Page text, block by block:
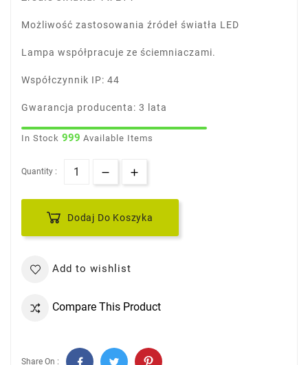
Możliwość zastosowania źródeł światła LED
Lampa współpracuje ze ściemniaczami.
Współczynnik IP: 44
Gwarancja producenta: 3 lata
In Stock 999 Available Items
Quantity :
Dodaj Do Koszyka
Add to wishlist
Compare This Product
Share On :